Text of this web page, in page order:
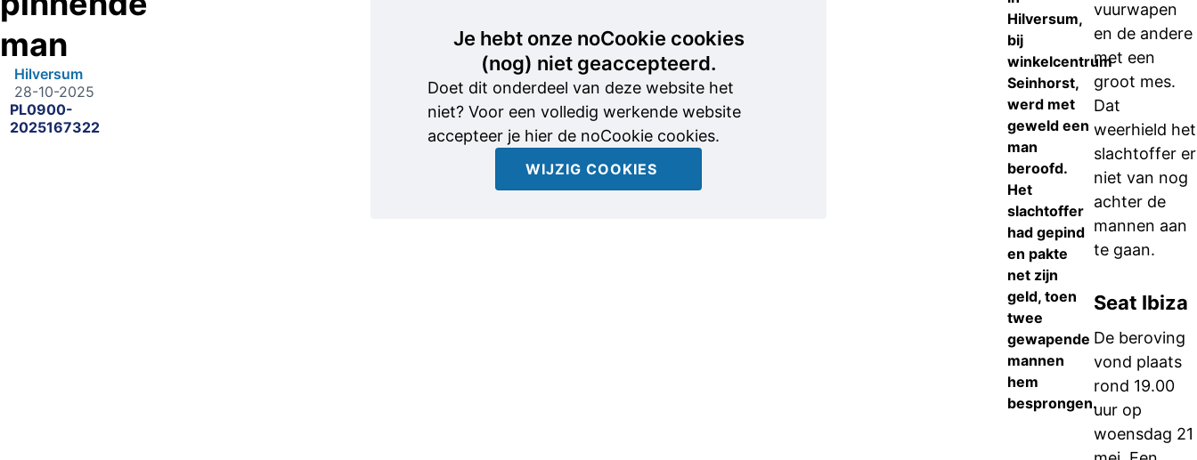
man
Hilversum
28-10-2025
PL0900-
2025167322
Je hebt onze noCookie cookies
(nog) niet geaccepteerd.
Doet dit onderdeel van deze website het
niet? Voor een volledig werkende website
accepteer je hier de noCookie cookies.
WIJZIG COOKIES
Hilversum,
bij
winkelcentrum
Seinhorst,
werd met
geweld een
man
beroofd.
Het
slachtoffer
had gepind
en pakte
net zijn
geld, toen
twee
gewapende
mannen
hem
besprongen.
vuurwapen
en de andere
met een
groot mes.
Dat
weerhield het
slachtoffer er
niet van nog
achter de
mannen aan
te gaan.
Seat Ibiza
De beroving
vond plaats
rond 19.00
uur op
woensdag 21